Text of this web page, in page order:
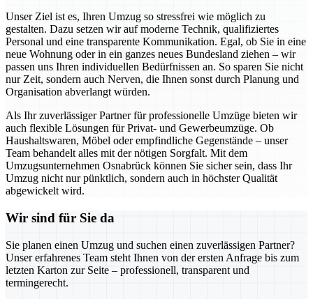
Unser Ziel ist es, Ihren Umzug so stressfrei wie möglich zu
gestalten. Dazu setzen wir auf moderne Technik, qualifiziertes
Personal und eine transparente Kommunikation. Egal, ob Sie in eine
neue Wohnung oder in ein ganzes neues Bundesland ziehen – wir
passen uns Ihren individuellen Bedürfnissen an. So sparen Sie nicht
nur Zeit, sondern auch Nerven, die Ihnen sonst durch Planung und
Organisation abverlangt würden.
Als Ihr zuverlässiger Partner für professionelle Umzüge bieten wir
auch flexible Lösungen für Privat- und Gewerbeumzüge. Ob
Haushaltswaren, Möbel oder empfindliche Gegenstände – unser
Team behandelt alles mit der nötigen Sorgfalt. Mit dem
Umzugsunternehmen Osnabrück können Sie sicher sein, dass Ihr
Umzug nicht nur pünktlich, sondern auch in höchster Qualität
abgewickelt wird.
Wir sind für Sie da
Sie planen einen Umzug und suchen einen zuverlässigen Partner?
Unser erfahrenes Team steht Ihnen von der ersten Anfrage bis zum
letzten Karton zur Seite – professionell, transparent und
termingerecht.